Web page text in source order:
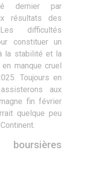
dernier par
résultats des
difficultés
constituer un
la stabilité et la
manque cruel
Toujours en
aux
fin février
quelque peu